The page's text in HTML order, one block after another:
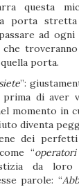
questa
porta
ad ogni
porta.
”:
prima di aver
momento in
diventa
dei perfetti
“
da loro
parole: “